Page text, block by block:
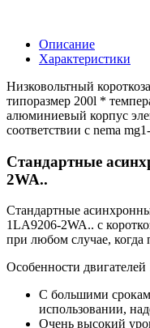
Описание
Характеристики
Низковольтный
типоразмер 200l *
алюминиевый корпус
соответствии с nema
Стандартные
2WA..
Стандартные
1LA9206-2WA.. с
при любом случае,
Особенности
С большими
использовании,
Очень высокий